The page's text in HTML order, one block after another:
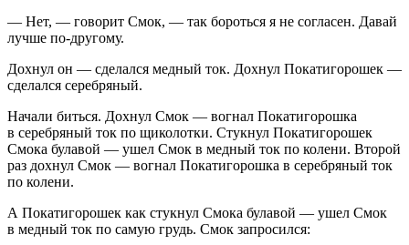
— Нет, — говорит Смок, — так бороться я не согласен. Давай
лучше по-другому.
Дохнул он — сделался медный ток. Дохнул Покатигорошек —
сделался серебряный.
Начали биться. Дохнул Смок — вогнал Покатигорошка
в серебряный ток по щиколотки. Стукнул Покатигорошек
Смока булавой — ушел Смок в медный ток по колени. Второй
раз дохнул Смок — вогнал Покатигорошка в серебряный ток
по колени.
А Покатигорошек как стукнул Смока булавой — ушел Смок
в медный ток по самую грудь. Смок запросился: